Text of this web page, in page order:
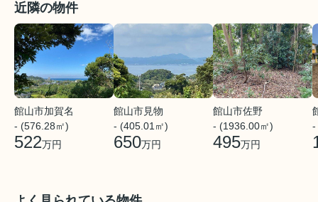
近隣の物件
館山市加賀名
- (576.28㎡)
522万円
館山市見物
- (405.01㎡)
650万円
館山市佐野
- (1936.00㎡)
495万円
-